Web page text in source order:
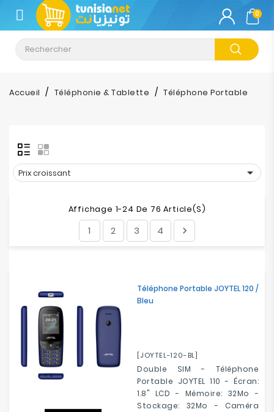
CATÉGORIE
Climatisation
Informatique
Tablette
Impression
Bureautique
Réseau
Sécurité
0
Accueil Téléphonie & Tablette Téléphone Portable
Prix croissant 
Affichage 1-24 De 76 Article(s)
1 2 3 4 
Téléphone Portable JOYTEL 120 /
Bleu
[JOYTEL-120-BL]
Double SIM - Téléphone
Portable JOYTEL 110 - Écran:
1.8" LCD - Mémoire: 32Mo -
Stockage: 32Mo - Caméra